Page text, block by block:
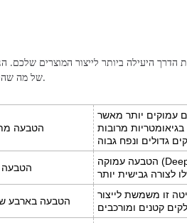
היעילה ביותר לייצור המוצרים שלכם.
של מה שהם עושים.
הטבעה
עמוקים יותר מאשר
מרובות
הטבעה
הטבעה בארבע
זו משמשת לייצור